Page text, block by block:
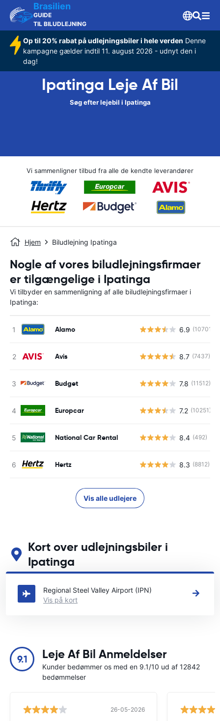
Brasilien
GUIDE
TIL BILUDLEJNING
Op til 20% rabat på udlejningsbiler i hele verden Denne
kampagne gælder indtil 11. august 2026 - udnyt den i
dag!
Ipatinga Leje Af Bil
Søg efter lejebil i Ipatinga
Vi sammenligner tilbud fra alle de kendte leverandører
Hjem Biludlejning Ipatinga
Nogle af vores biludlejningsfirmaer
er tilgængelige i Ipatinga
Vi tilbyder en sammenligning af alle biludlejningsfirmaer i
Ipatinga:
Alamo 6.9 (10701)
Avis 8.7 (7437)
Budget 7.8 (11512)
Europcar 7.2 (10251)
National Car Rental 8.4 (492)
Hertz 8.3 (8812)
Vis alle udlejere
Kort over udlejningsbiler i
Ipatinga
Se vores vigtigste biludlejningssteder i Ipatinga
Regional Steel Valley Airport (IPN)
Vis på kort
9.1 Leje Af Bil Anmeldelser
Kunder bedømmer os med en 9.1/10 ud af 12842
bedømmelser
26-05-2026